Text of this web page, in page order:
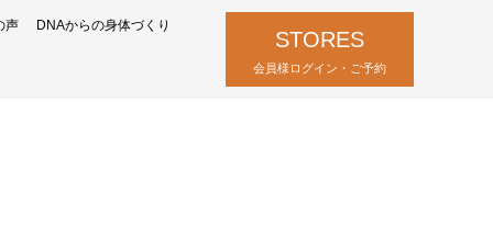
声 DNAからの身体づくり
STORES
会員様ログイン・ご予約